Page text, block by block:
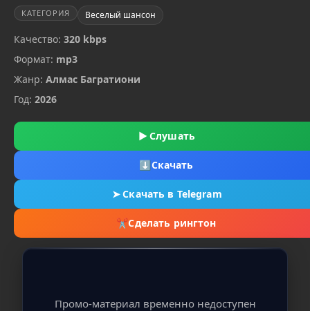
КАТЕГОРИЯ Веселый шансон
Качество: 320 kbps
Формат: mp3
Жанр: Алмас Багратиони
Год: 2026
▶ Слушать
⬇Скачать
➤Скачать в Telegram
✂Сделать рингтон
Промо-материал временно недоступен